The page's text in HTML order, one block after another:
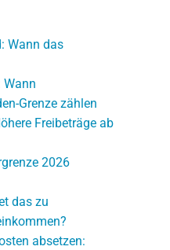
Wann das
Grenze zählen
Freibeträge ab
2026
das zu
absetzen: